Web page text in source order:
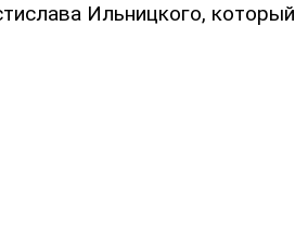
Ильницкого, который